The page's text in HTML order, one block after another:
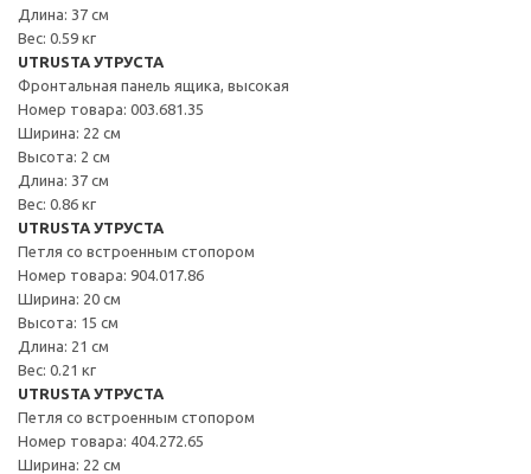
Длина: 37 см
Вес: 0.59 кг
UTRUSTA УТРУСТА
Фронтальная панель ящика, высокая
Номер товара: 003.681.35
Ширина: 22 см
Высота: 2 см
Длина: 37 см
Вес: 0.86 кг
UTRUSTA УТРУСТА
Петля со встроенным стопором
Номер товара: 904.017.86
Ширина: 20 см
Высота: 15 см
Длина: 21 см
Вес: 0.21 кг
UTRUSTA УТРУСТА
Петля со встроенным стопором
Номер товара: 404.272.65
Ширина: 22 см